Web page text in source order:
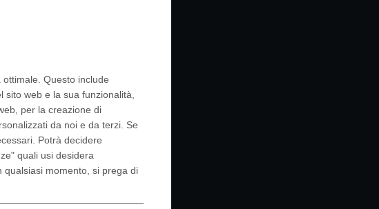
Questo include
web e la sua funzionalità,
per la creazione di
da noi e da terzi. Se
Potrà decidere
quali usi desidera
momento, si prega di